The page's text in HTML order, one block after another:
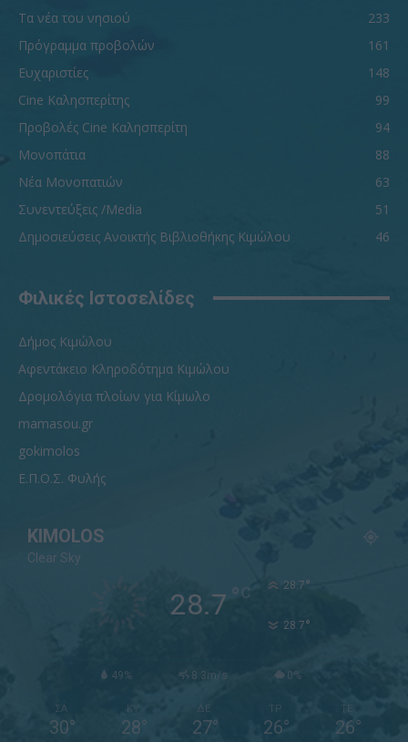
Τα νέα του νησιού
233
Πρόγραμμα προβολών
161
Ευχαριστίες
148
Cine Καλησπερίτης
99
Προβολές Cine Καλησπερίτη
94
Μονοπάτια
88
Νέα Μονοπατιών
63
Συνεντεύξεις /Media
51
Δημοσιεύσεις Ανοικτής Βιβλιοθήκης Κιμώλου
46
Φιλικές Ιστοσελίδες
Δήμος Κιμώλου
Αφεντάκειο Κληροδότημα Κιμώλου
Δρομολόγια πλοίων για Κίμωλο
mamasou.gr
gokimolos
Ε.Π.Ο.Σ. Φυλής
KIMOLOS
Clear Sky
28.7 ° C 28.7°
28.7°
49% 8.3m/s 0%
ΣΑ
30°
ΚΥ
28°
ΔΕ
27°
ΤΡ
26°
ΤΕ
26°